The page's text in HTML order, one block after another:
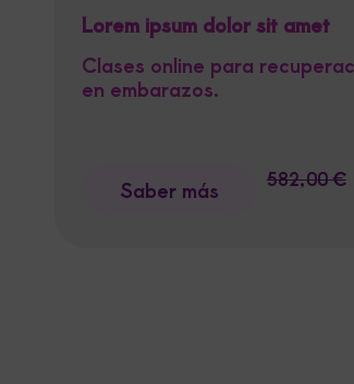
Lorem ipsum dolor sit amet
Clases online para
en embarazos.
Saber más 582,00€